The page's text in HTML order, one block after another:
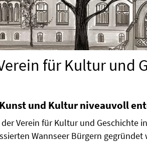
für Kultur und
und Kultur niveauvoll
Verein für Kultur und Geschichte
Wannseer Bürgern